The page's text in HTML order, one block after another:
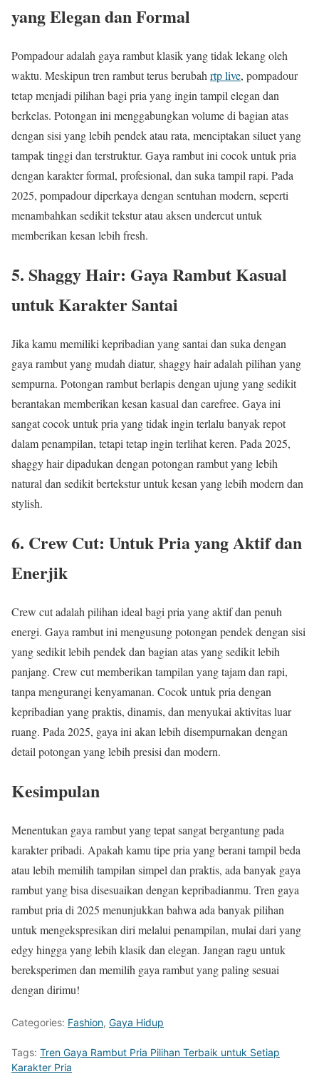
yang Elegan dan Formal
Pompadour adalah gaya rambut klasik yang tidak lekang oleh
waktu. Meskipun tren rambut terus berubahrtp live, pompadour
tetap menjadi pilihan bagi pria yang ingin tampil elegan dan
berkelas. Potongan ini menggabungkan volume di bagian atas
dengan sisi yang lebih pendek atau rata, menciptakan siluet yang
tampak tinggi dan terstruktur. Gaya rambut ini cocok untuk pria
dengan karakter formal, profesional, dan suka tampil rapi. Pada
2025, pompadour diperkaya dengan sentuhan modern, seperti
menambahkan sedikit tekstur atau aksen undercut untuk
memberikan kesan lebih fresh.
5. Shaggy Hair: Gaya Rambut Kasual
untuk Karakter Santai
Jika kamu memiliki kepribadian yang santai dan suka dengan
gaya rambut yang mudah diatur, shaggy hair adalah pilihan yang
sempurna. Potongan rambut berlapis dengan ujung yang sedikit
berantakan memberikan kesan kasual dan carefree. Gaya ini
sangat cocok untuk pria yang tidak ingin terlalu banyak repot
dalam penampilan, tetapi tetap ingin terlihat keren. Pada 2025,
shaggy hair dipadukan dengan potongan rambut yang lebih
natural dan sedikit bertekstur untuk kesan yang lebih modern dan
stylish.
6. Crew Cut: Untuk Pria yang Aktif dan
Enerjik
Crew cut adalah pilihan ideal bagi pria yang aktif dan penuh
energi. Gaya rambut ini mengusung potongan pendek dengan sisi
yang sedikit lebih pendek dan bagian atas yang sedikit lebih
panjang. Crew cut memberikan tampilan yang tajam dan rapi,
tanpa mengurangi kenyamanan. Cocok untuk pria dengan
kepribadian yang praktis, dinamis, dan menyukai aktivitas luar
ruang. Pada 2025, gaya ini akan lebih disempurnakan dengan
detail potongan yang lebih presisi dan modern.
Kesimpulan
Menentukan gaya rambut yang tepat sangat bergantung pada
karakter pribadi. Apakah kamu tipe pria yang berani tampil beda
atau lebih memilih tampilan simpel dan praktis, ada banyak gaya
rambut yang bisa disesuaikan dengan kepribadianmu. Tren gaya
rambut pria di 2025 menunjukkan bahwa ada banyak pilihan
untuk mengekspresikan diri melalui penampilan, mulai dari yang
edgy hingga yang lebih klasik dan elegan. Jangan ragu untuk
bereksperimen dan memilih gaya rambut yang paling sesuai
dengan dirimu!
Categories: Fashion, Gaya Hidup
Tags: Tren Gaya Rambut Pria Pilihan Terbaik untuk Setiap
Karakter Pria